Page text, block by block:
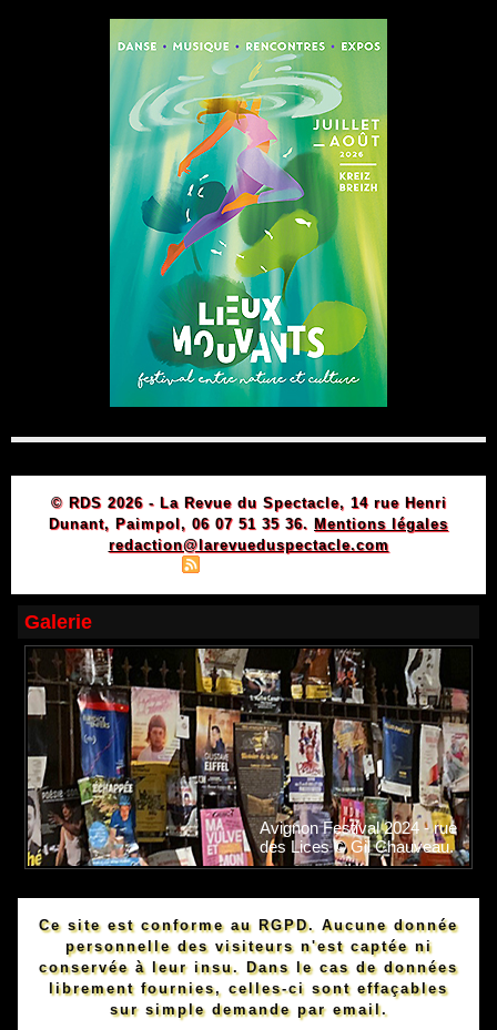
© RDS 2026 - La Revue du Spectacle, 14 rue Henri
Dunant, Paimpol, 06 07 51 35 36. Mentions légales
redaction@larevueduspectacle.com
Galerie
Avignon Festival 2024 - rue
des Lices © Gil Chauveau.
Ce site est conforme au RGPD. Aucune donnée
personnelle des visiteurs n'est captée ni
conservée à leur insu. Dans le cas de données
librement fournies, celles-ci sont effaçables
sur simple demande par email.